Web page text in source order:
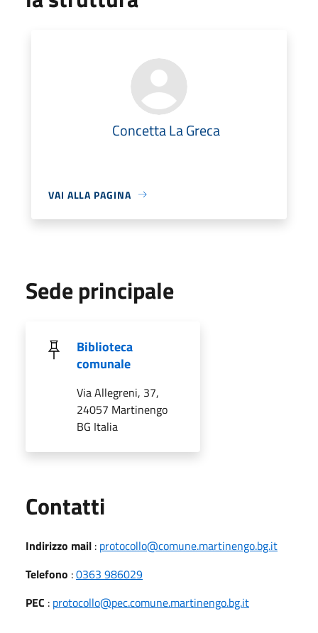
Concetta La Greca
VAI ALLA PAGINA
Sede principale
Biblioteca
comunale
Via Allegreni, 37,
24057 Martinengo
BG Italia
Contatti
Indirizzo mail : protocollo@comune.martinengo.bg.it
Telefono :0363 986029
PEC : protocollo@pec.comune.martinengo.bg.it